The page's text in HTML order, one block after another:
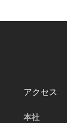
アクセス
本社